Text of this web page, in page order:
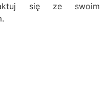
się ze swoim